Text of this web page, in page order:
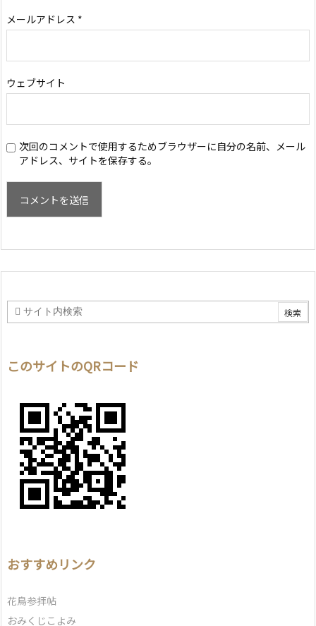
メールアドレス *
ウェブサイト
次回のコメントで使用するためブラウザーに自分の名前、メール
アドレス、サイトを保存する。
このサイトのQRコード
おすすめリンク
花鳥参拝帖
おみくじこよみ